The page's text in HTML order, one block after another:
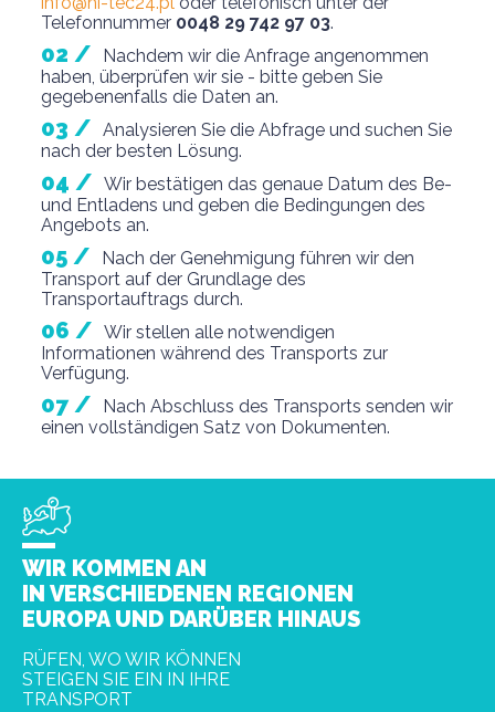
Telefonnummer 0048 29 742 97 03.
Nachdem wir die Anfrage angenommen
haben, überprüfen wir sie - bitte geben Sie
gegebenenfalls die Daten an.
Analysieren Sie die Abfrage und suchen Sie
nach der besten Lösung.
Wir bestätigen das genaue Datum des Be-
und Entladens und geben die Bedingungen des
Angebots an.
Nach der Genehmigung führen wir den
Transport auf der Grundlage des
Transportauftrags durch.
Wir stellen alle notwendigen
Informationen während des Transports zur
Verfügung.
Nach Abschluss des Transports senden wir
einen vollständigen Satz von Dokumenten.
Manydestinations
WIR KOMMEN AN
IN VERSCHIEDENEN REGIONEN
EUROPA UND DARÜBER HINAUS
RÜFEN, WO WIR KÖNNEN
STEIGEN SIE EIN IN IHRE
TRANSPORT